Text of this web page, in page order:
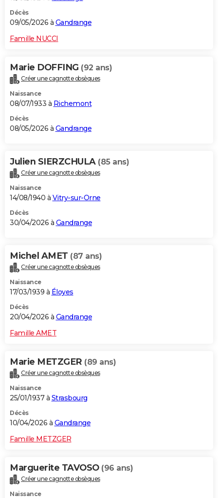
Décès
09/05/2026 à Gandrange
Famille NUCCI
Marie DOFFING (92 ans)
Créer une cagnotte obsèques
Naissance
08/07/1933 à Richemont
Décès
08/05/2026 à Gandrange
Julien SIERZCHULA (85 ans)
Créer une cagnotte obsèques
Naissance
14/08/1940 à Vitry-sur-Orne
Décès
30/04/2026 à Gandrange
Michel AMET (87 ans)
Créer une cagnotte obsèques
Naissance
17/03/1939 à Éloyes
Décès
20/04/2026 à Gandrange
Famille AMET
Marie METZGER (89 ans)
Créer une cagnotte obsèques
Naissance
25/01/1937 à Strasbourg
Décès
10/04/2026 à Gandrange
Famille METZGER
Marguerite TAVOSO (96 ans)
Créer une cagnotte obsèques
Naissance